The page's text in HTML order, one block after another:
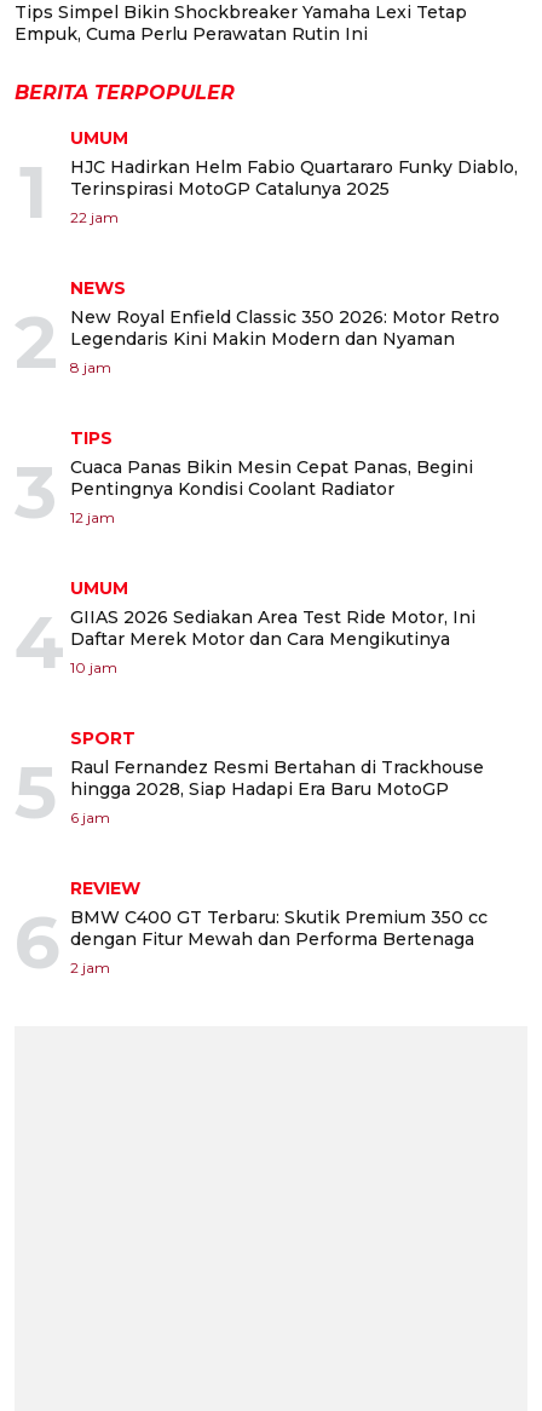
Tips Simpel Bikin Shockbreaker Yamaha Lexi Tetap
Empuk, Cuma Perlu Perawatan Rutin Ini
BERITA TERPOPULER
1
UMUM
HJC Hadirkan Helm Fabio Quartararo Funky Diablo,
Terinspirasi MotoGP Catalunya 2025
22 jam
2
NEWS
New Royal Enfield Classic 350 2026: Motor Retro
Legendaris Kini Makin Modern dan Nyaman
8 jam
3
TIPS
Cuaca Panas Bikin Mesin Cepat Panas, Begini
Pentingnya Kondisi Coolant Radiator
12 jam
4
UMUM
GIIAS 2026 Sediakan Area Test Ride Motor, Ini
Daftar Merek Motor dan Cara Mengikutinya
10 jam
5
SPORT
Raul Fernandez Resmi Bertahan di Trackhouse
hingga 2028, Siap Hadapi Era Baru MotoGP
6 jam
6
REVIEW
BMW C400 GT Terbaru: Skutik Premium 350 cc
dengan Fitur Mewah dan Performa Bertenaga
2 jam